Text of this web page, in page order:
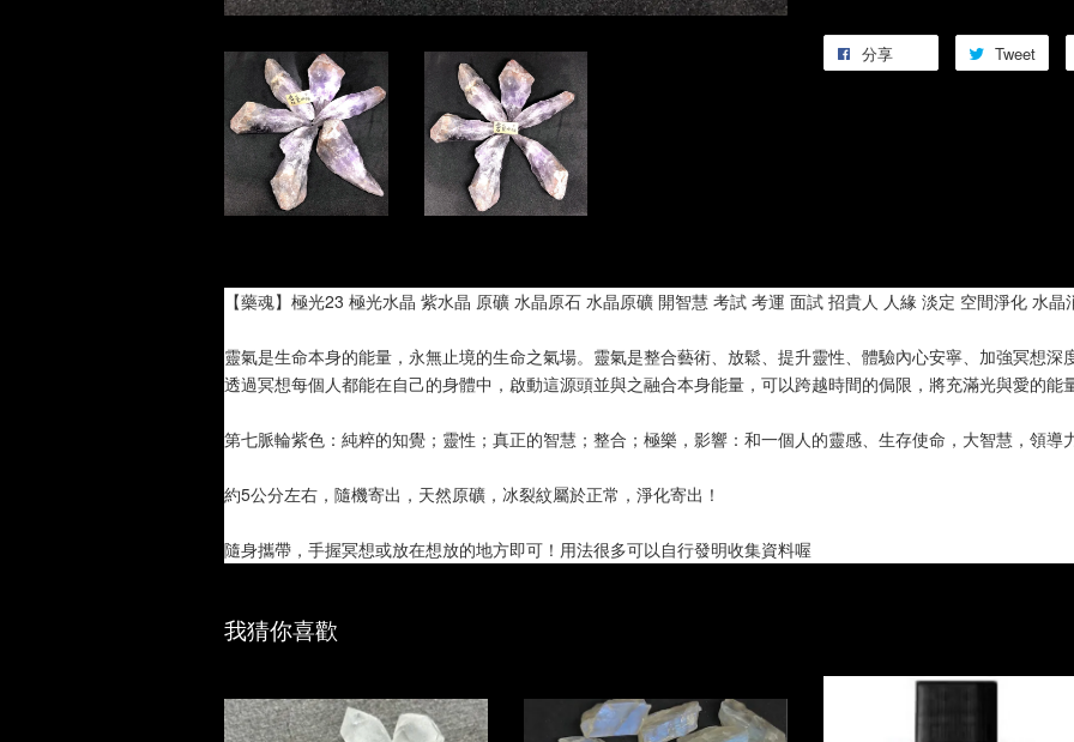
分享 Tweet
【藥魂】極光23 極光水晶 紫水晶 原礦 水晶原石 水晶原礦 開智慧 考試 考運 面試 招貴人 人緣 淡定 空間淨化 水晶
靈氣是生命本身的能量，永無止境的生命之氣場。靈氣是整合藝術、放鬆、提升靈性、體驗內心安寧、加強冥想深
透過冥想每個人都能在自己的身體中，啟動這源頭並與之融合本身能量，可以跨越時間的侷限，將充滿光與愛的能
第七脈輪紫色：純粹的知覺；靈性；真正的智慧；整合；極樂，影響：和一個人的靈感、生存使命，大智慧，領導
約5公分左右，隨機寄出，天然原礦，冰裂紋屬於正常，淨化寄出！
隨身攜帶，手握冥想或放在想放的地方即可！用法很多可以自行發明收集資料喔
我猜你喜歡